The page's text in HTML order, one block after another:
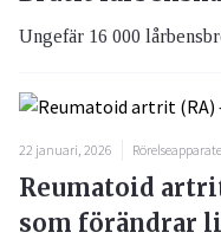
Ungefär 16 000
22 januari, 2026
Reumatoid
som förändrar